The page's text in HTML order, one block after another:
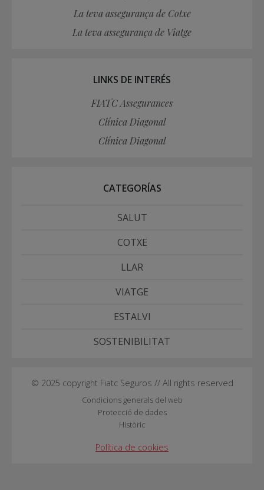
La teva assegurança de Cotxe
La teva assegurança de Viatge
LINKS DE INTERÉS
FIATC Assegurances
Clínica Diagonal
Clínica Diagonal
CATEGORÍAS
SALUT
COTXE
LLAR
VIATGE
ESTALVI
SOSTENIBILITAT
© 2025 copyright Fiatc Seguros // All rights reserved
Condicions generals del web
Protecció de dades
Històric
Política de cookies